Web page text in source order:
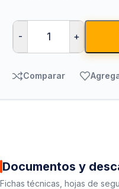
- +
Comparar
Documentos y
Fichas técnicas, hojas de